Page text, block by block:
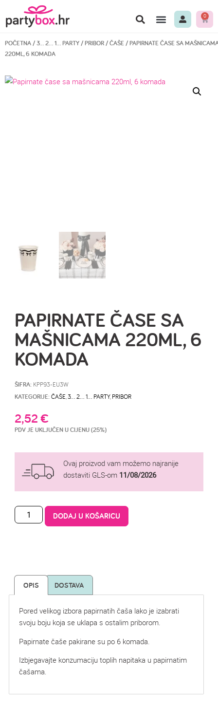
0
POČETNA/3… 2… 1… PARTY/PRIBOR/ČAŠE/ PAPIRNATE ČASE SA
220ML, 6 KOMADA
PAPIRNATE ČASE SA
MAŠNICAMA 220ML, 6
KOMADA
ŠIFRA: KPP93-EU3W
KATEGORIJE: ČAŠE 3… 2… 1… PARTY, PRIBOR
2,52€
PDV JE UKLJUČEN U CIJENU (25%)
Ovaj proizvod vam možemo najranije
dostaviti GLS-om 11/08/2026
DODAJ U KOŠARICU
OPIS DOSTAVA
Pored velikog izbora papirnatih čaša lako je izabrati
svoju boju koja se uklapa s ostalim priborom.
Papirnate čaše pakirane su po 6 komada.
Izbjegavajte konzumaciju toplih napitaka u papirnatim
čašama.